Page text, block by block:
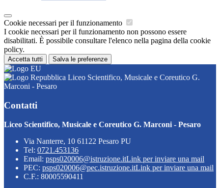
Cookie necessari per il funzionamento
I cookie necessari per il funzionamento non possono essere
disabilitati. È possibile consultare l'elenco nella pagina della cookie
policy.
Accetta tutti Salva le preferenze
Liceo Scientifico, Musicale e Coreutico G.
Marconi - Pesaro
Contatti
Liceo Scientifico, Musicale e Coreutico G. Marconi - Pesaro
Via Nanterre, 10 61122 Pesaro PU
Tel: 0721.453136
Email: psps020006@istruzione.itLink per inviare una mail
PEC: psps020006@pec.istruzione.itLink per inviare una mail
C.F.: 80005590411